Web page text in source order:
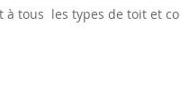
à tous les types de toit et